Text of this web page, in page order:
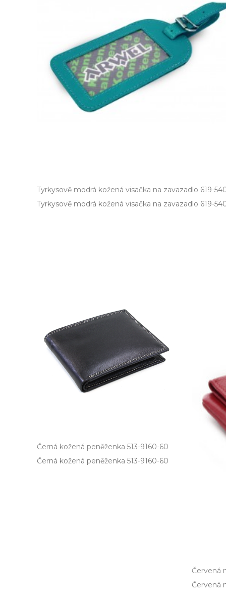
Tyrkysově modrá kožená visačka na zavazadlo 619-
Tyrkysově modrá kožená visačka na zavazadlo 619­-
Černá kožená peněženka 513-9160-60
Černá kožená peněženka 513­-9160­-60
Červená
Červená